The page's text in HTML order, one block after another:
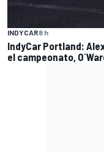
INDYCAR8 h
IndyCar Portland:
el campeonato,